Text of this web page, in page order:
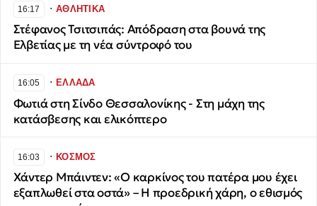
16:17 ∙ΑΘΛΗΤΙΚΑ
Στέφανος Τσιτσιπάς: Απόδραση στα βουνά της
Ελβετίας με τη νέα σύντροφό του
16:05 ∙ΕΛΛΑΔΑ
Φωτιά στη Σίνδο Θεσσαλονίκης - Στη μάχη της
κατάσβεσης και ελικόπτερο
16:03 ∙ΚΟΣΜΟΣ
Χάντερ Μπάιντεν: «Ο καρκίνος του πατέρα μου έχει
εξαπλωθεί στα οστά» – Η προεδρική χάρη, ο εθισμός